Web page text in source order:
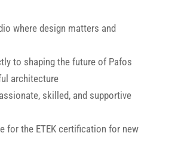
where design matters and
to shaping the future of Pafos
architecture
skilled, and supportive
for the ETEK certification for new